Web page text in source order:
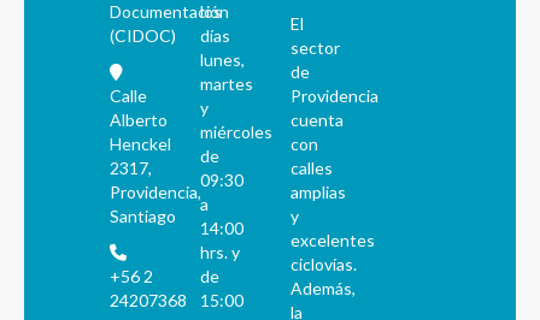
Documentación
(CIDOC)
Calle
Alberto
Henckel
2317,
Providencia,
Santiago
+56 2
24207368
los
días
lunes,
martes
y
miércoles
de
09:30
a
14:00
hrs. y
de
15:00
El
sector
de
Providencia
cuenta
con
calles
amplias
y
excelentes
ciclovías.
Además,
la